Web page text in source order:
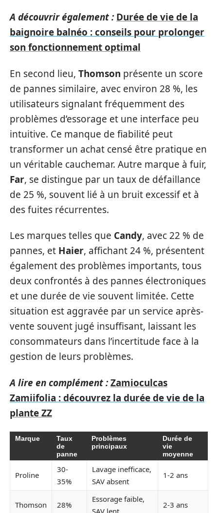
A découvrir également : Durée de vie de la
baignoire balnéo : conseils pour prolonger
son fonctionnement optimal
En second lieu, Thomson présente un score
de pannes similaire, avec environ 28 %, les
utilisateurs signalant fréquemment des
problèmes d’essorage et une interface peu
intuitive. Ce manque de fiabilité peut
transformer un achat censé être pratique en
un véritable cauchemar. Autre marque à fuir,
Far, se distingue par un taux de défaillance
de 25 %, souvent lié à un bruit excessif et à
des fuites récurrentes.
Les marques telles que Candy, avec 22 % de
pannes, et Haier, affichant 24 %, présentent
également des problèmes importants, tous
deux confrontés à des pannes électroniques
et une durée de vie souvent limitée. Cette
situation est aggravée par un service après-
vente souvent jugé insuffisant, laissant les
consommateurs dans l’incertitude face à la
gestion de leurs problèmes.
A lire en complément :Zamioculcas
Zamiifolia : découvrez la durée de vie de la
plante ZZ
Marque
Taux
de
panne
Problèmes
principaux
Durée de
vie
moyenne
Proline
30-
35%
Lavage inefficace,
SAV absent
1-2 ans
Thomson 28%
Essorage faible,
SAV lent
2-3 ans